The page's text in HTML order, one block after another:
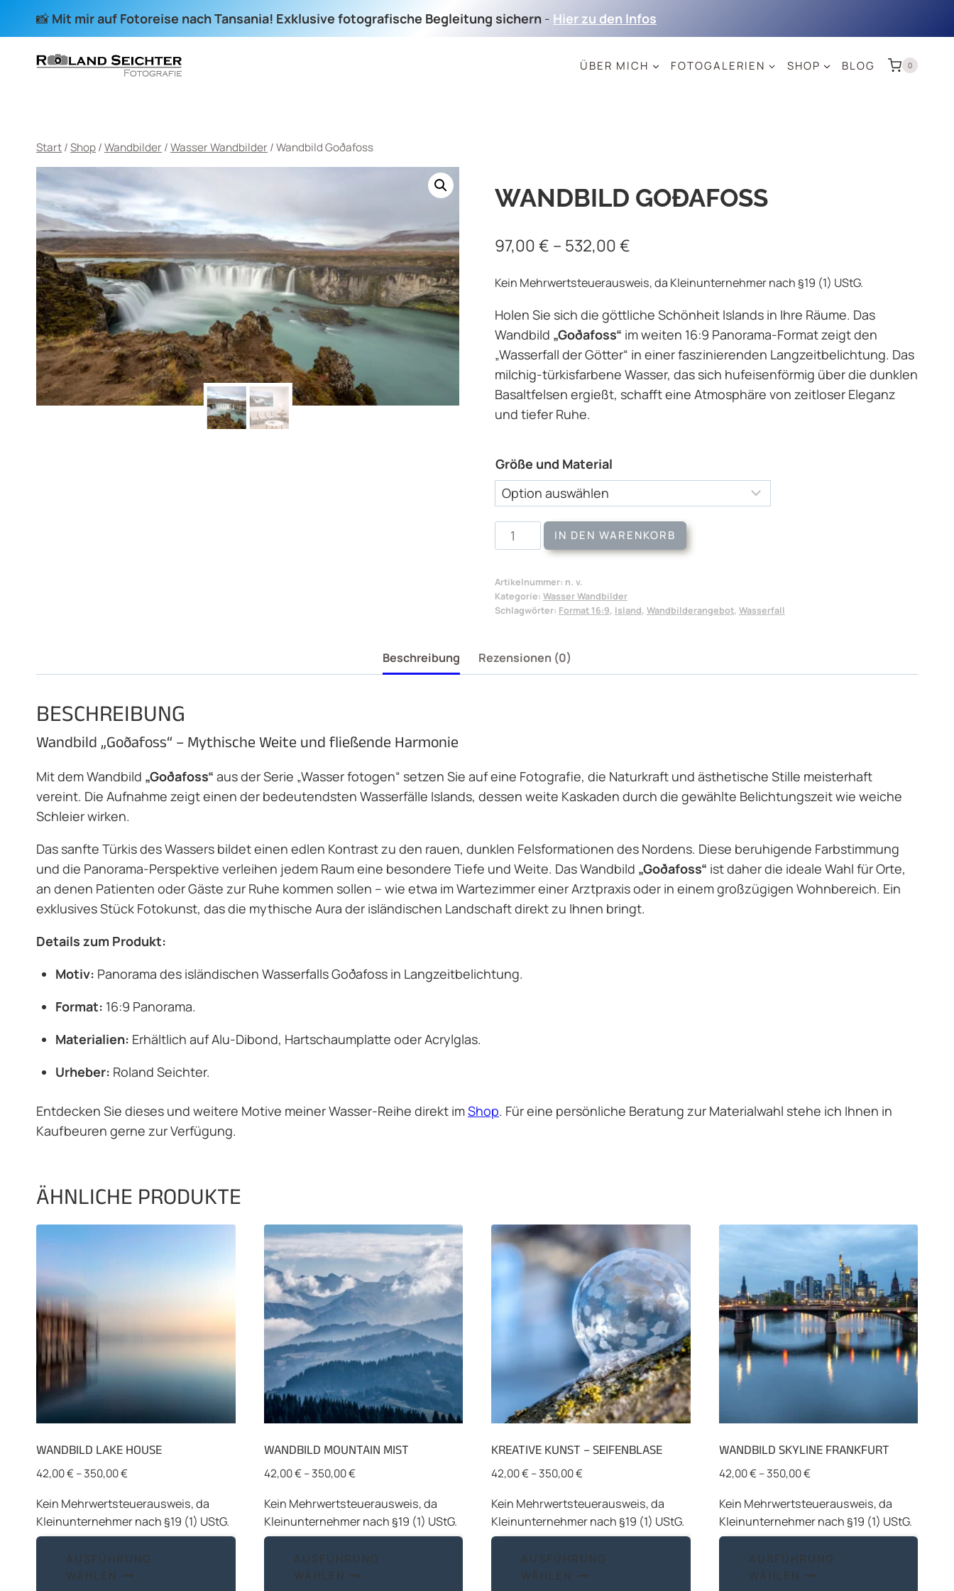
📸 Mit mir auf Fotoreise nach Tansania! Exklusive fotografische Begleitung sichern - Hier zu den Infos
ÜBER MICH FOTOGALERIEN SHOP BLOG 0
Start/Shop/Wandbilder /Wasser Wandbilder /Wandbild Goðafoss
WANDBILD GOÐAFOSS
97,00€ – 532,00€
Kein Mehrwertsteuerausweis, da Kleinunternehmer nach §19 (1) UStG.
Holen Sie sich die göttliche Schönheit Islands in Ihre Räume. Das
Wandbild „Goðafoss“ im weiten 16:9 Panorama-Format zeigt den
„Wasserfall der Götter“ in einer faszinierenden Langzeitbelichtung. Das
milchig-türkisfarbene Wasser, das sich hufeisenförmig über die dunklen
Basaltfelsen ergießt, schafft eine Atmosphäre von zeitloser Eleganz
und tiefer Ruhe.
Größe und Material
Wandbild
Goðafoss
IN DEN WARENKORB
Artikelnummer: n. v.
Kategorie: Wasser Wandbilder
Schlagwörter: Format 16:9, Island, Wandbilderangebot, Wasserfall
Beschreibung Rezensionen (0)
BESCHREIBUNG
Wandbild „Goðafoss“ – Mythische Weite und fließende Harmonie
Mit dem Wandbild „Goðafoss“ aus der Serie „Wasser fotogen“ setzen Sie auf eine Fotografie, die Naturkraft und ästhetische Stille meisterhaft
vereint. Die Aufnahme zeigt einen der bedeutendsten Wasserfälle Islands, dessen weite Kaskaden durch die gewählte Belichtungszeit wie weiche
Schleier wirken.
Das sanfte Türkis des Wassers bildet einen edlen Kontrast zu den rauen, dunklen Felsformationen des Nordens. Diese beruhigende Farbstimmung
und die Panorama-Perspektive verleihen jedem Raum eine besondere Tiefe und Weite. Das Wandbild „Goðafoss“ ist daher die ideale Wahl für Orte,
an denen Patienten oder Gäste zur Ruhe kommen sollen – wie etwa im Wartezimmer einer Arztpraxis oder in einem großzügigen Wohnbereich. Ein
exklusives Stück Fotokunst, das die mythische Aura der isländischen Landschaft direkt zu Ihnen bringt.
Details zum Produkt:
Motiv: Panorama des isländischen Wasserfalls Goðafoss in Langzeitbelichtung.
Format: 16:9 Panorama.
Materialien: Erhältlich auf Alu-Dibond, Hartschaumplatte oder Acrylglas.
Urheber: Roland Seichter.
Entdecken Sie dieses und weitere Motive meiner Wasser-Reihe direkt imShop. Für eine persönliche Beratung zur Materialwahl stehe ich Ihnen in
Kaufbeuren gerne zur Verfügung.
ÄHNLICHE PRODUKTE
WANDBILD LAKE HOUSE
42,00€–350,00€
Kein Mehrwertsteuerausweis, da
Kleinunternehmer nach §19 (1) UStG.
AUSFÜHRUNG
WÄHLEN
Dieses
WANDBILD MOUNTAIN MIST
42,00€–350,00€
Kein Mehrwertsteuerausweis, da
Kleinunternehmer nach §19 (1) UStG.
AUSFÜHRUNG
WÄHLEN
Dieses
KREATIVE KUNST – SEIFENBLASE
42,00€–350,00€
Kein Mehrwertsteuerausweis, da
Kleinunternehmer nach §19 (1) UStG.
AUSFÜHRUNG
WÄHLEN
Dieses
WANDBILD SKYLINE FRANKFURT
42,00€–350,00€
Kein Mehrwertsteuerausweis, da
Kleinunternehmer nach §19 (1) UStG.
AUSFÜHRUNG
WÄHLEN